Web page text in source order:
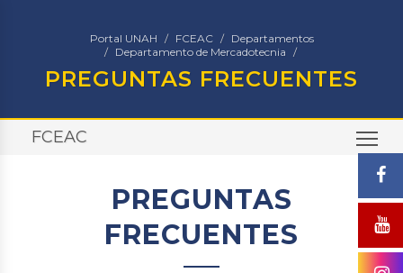
Portal UNAH FCEAC
Departamentos
Departamento de Mercadotecnia
PREGUNTAS FRECUENTES
FCEAC
PREGUNTAS
FRECUENTES